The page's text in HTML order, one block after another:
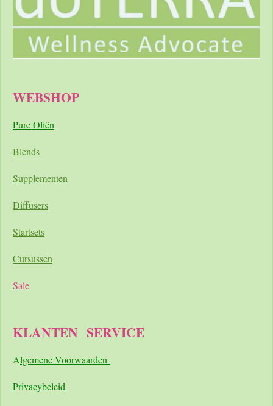
WEBSHOP
Pure Oliën
Blends
Supplementen
Diffusers
Startsets
Cursussen
Sale
KLANTEN SERVICE
Algemene Voorwaarden
Privacybeleid